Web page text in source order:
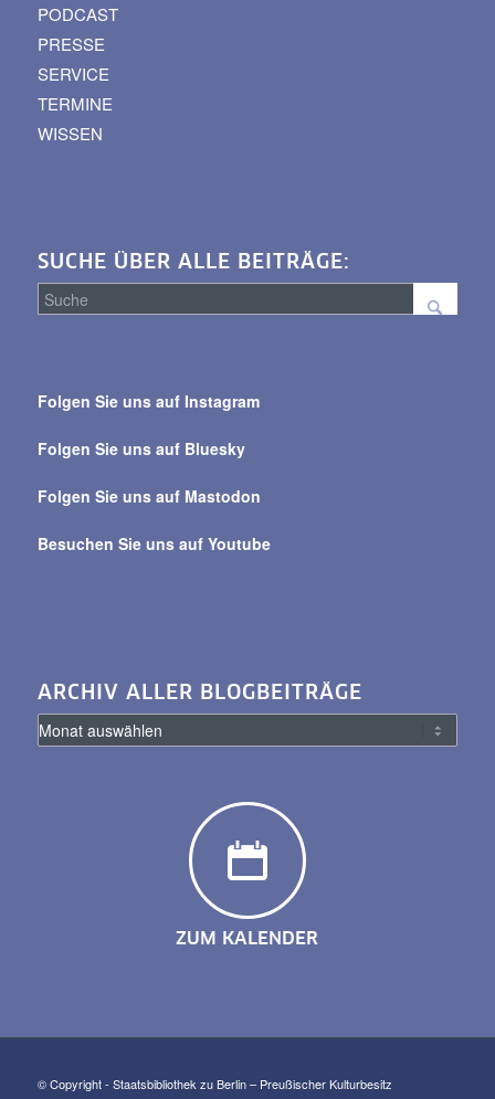
PODCAST
PRESSE
SERVICE
TERMINE
WISSEN
SUCHE ÜBER ALLE BEITRÄGE:
alle
Folgen Sie uns auf Instagram
Folgen Sie uns auf Bluesky
Folgen Sie uns auf Mastodon
Besuchen Sie uns auf Youtube
ARCHIV ALLER BLOGBEITRÄGE
ZUM KALENDER
© Copyright - Staatsbibliothek zu Berlin – Preußischer Kulturbesitz